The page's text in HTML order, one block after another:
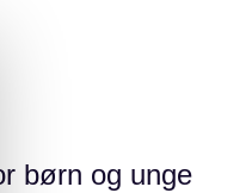
børn og unge